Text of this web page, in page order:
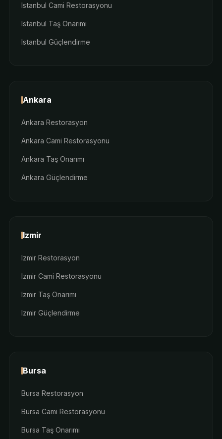
Istanbul Cami Restorasyonu
Istanbul Taş Onarımı
Istanbul Güçlendirme
Ankara
Ankara Restorasyon
Ankara Cami Restorasyonu
Ankara Taş Onarımı
Ankara Güçlendirme
Izmir
Izmir Restorasyon
Izmir Cami Restorasyonu
Izmir Taş Onarımı
Izmir Güçlendirme
Bursa
Bursa Restorasyon
Bursa Cami Restorasyonu
Bursa Taş Onarımı